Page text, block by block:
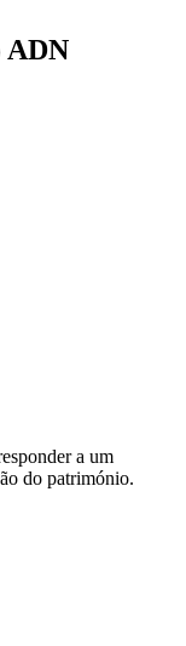
ADN
a um
do património.